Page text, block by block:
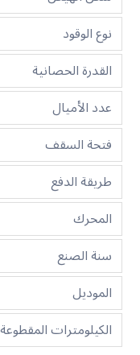
نوع الوقود
القدرة الحصانية
عدد الأميال
فتحة السقف
طريقة الدفع
المحرك
سنة الصنع
الموديل
الكيلومترات المقطوعة